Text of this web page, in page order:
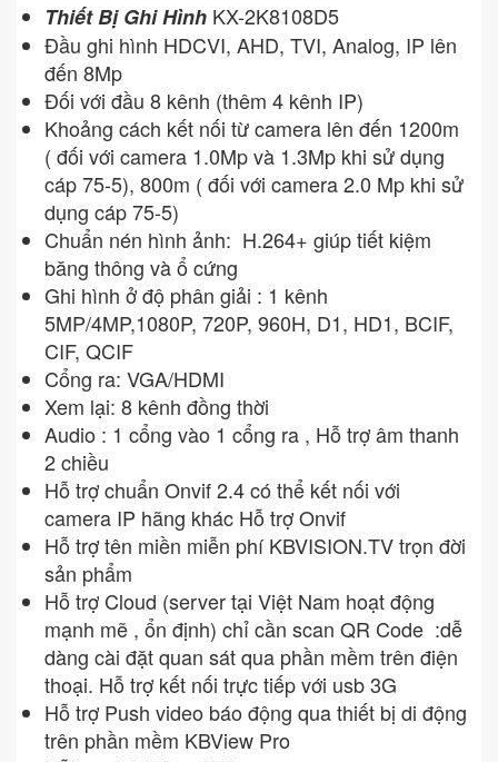
Thiết Bị Ghi Hình KX-2K8108D5
Đầu ghi hình HDCVI, AHD, TVI, Analog, IP lên
đến 8Mp
Đối với đầu 8 kênh (thêm 4 kênh IP)
Khoảng cách kết nối từ camera lên đến 1200m
( đối với camera 1.0Mp và 1.3Mp khi sử dụng
cáp 75-5), 800m ( đối với camera 2.0 Mp khi sử
dụng cáp 75-5)
Chuẩn nén hình ảnh: H.264+ giúp tiết kiệm
băng thông và ổ cứng
Ghi hình ở độ phân giải : 1 kênh
5MP/4MP,1080P, 720P, 960H, D1, HD1, BCIF,
CIF, QCIF
Cổng ra: VGA/HDMI
Xem lại: 8 kênh đồng thời
Audio : 1 cổng vào 1 cổng ra , Hỗ trợ âm thanh
2 chiều
Hỗ trợ chuẩn Onvif 2.4 có thể kết nối với
camera IP hãng khác Hỗ trợ Onvif
Hỗ trợ tên miền miễn phí KBVISION.TV trọn đời
sản phẩm
Hỗ trợ Cloud (server tại Việt Nam hoạt động
mạnh mẽ , ổn định) chỉ cần scan QR Code :dễ
dàng cài đặt quan sát qua phần mềm trên điện
thoại. Hỗ trợ kết nối trực tiếp với usb 3G
Hỗ trợ Push video báo động qua thiết bị di động
trên phần mềm KBView Pro